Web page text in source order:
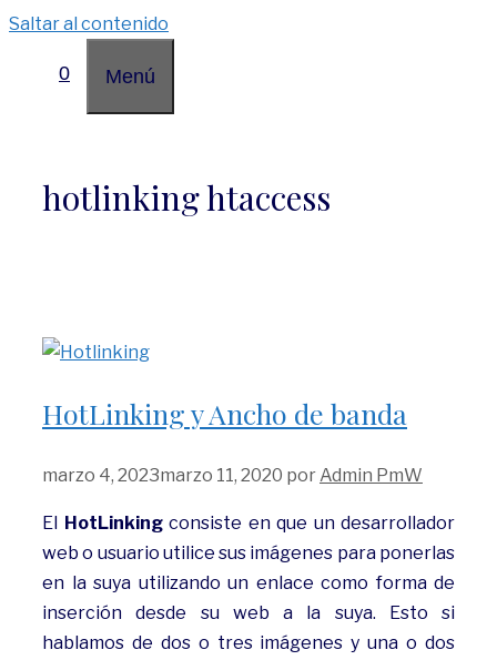
Saltar al contenido
0 Menú
hotlinking htaccess
HotLinking y Ancho de banda
marzo 4, 2023marzo 11, 2020 por Admin PmW
El HotLinkingconsiste en que un desarrollador
web o usuario utilice sus imágenes para ponerlas
en la suya utilizando un enlace como forma de
inserción desde su web a la suya. Esto si
hablamos de dos o tres imágenes y una o dos